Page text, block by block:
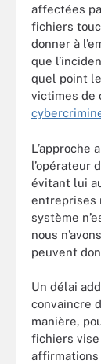
affectées
fichiers
donner à
que
quel point
victimes de
L’approche
l’opérateur
évitant lui
entreprises
système
nous
peuvent
Un délai
convaincre
manière,
fichiers
affirmations